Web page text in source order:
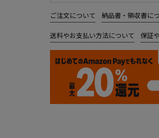
ご注文について 納品書・領収書に
送料やお支払い方法について 保証